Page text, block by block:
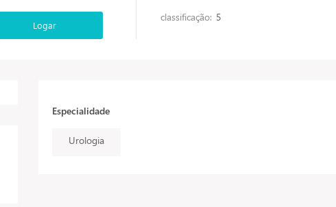
Logar
classificação: 5
Especialidade
Urologia